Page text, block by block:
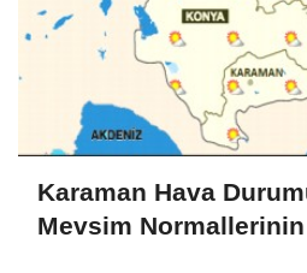
Karaman Hava
Mevsim